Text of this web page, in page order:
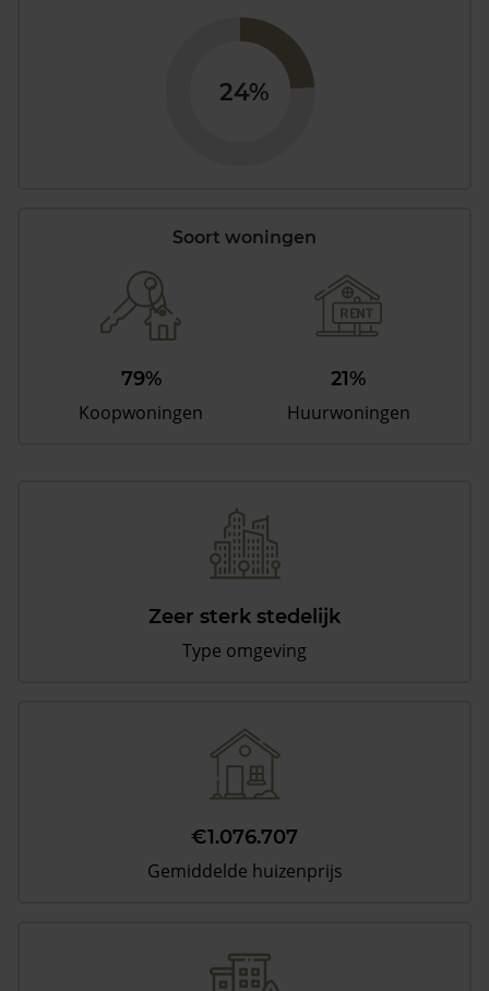
24%
Soort woningen
79%
Koopwoningen
21%
Huurwoningen
Zeer sterk stedelijk
Type omgeving
€1.076.707
Gemiddelde huizenprijs